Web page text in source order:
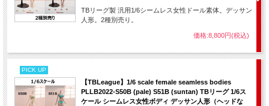
TBリーグ製 汎用1/6シームレス女性ドール素体。デッサン
人形。2種別売り。
価格:8,800円(税込)
PICK UP
【TBLeague】1/6 scale female seamless bodies
PLLB2022-S50B (pale) S51B (suntan) TBリーグ 1/6ス
ケール シームレス女性ボディ デッサン人形（ヘッドな